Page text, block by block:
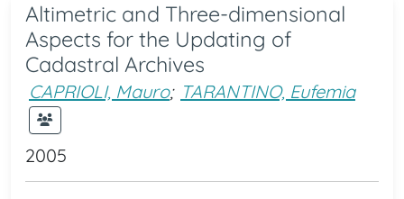
Altimetric and Three-dimensional
Aspects for the Updating of
Cadastral Archives
CAPRIOLI, Mauro; TARANTINO, Eufemia
2005